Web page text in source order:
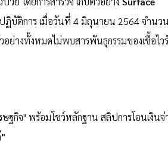
ฏิบัติการ เมื่อวันที่ 4 มิถุนายน 2564 จำนวน
างทั้งหมดไม่พบสารพันธุกรรมของเชื้อไว
ฐกิจ" พร้อมโชว์หลักฐาน สลิปการโอนเงินจ่